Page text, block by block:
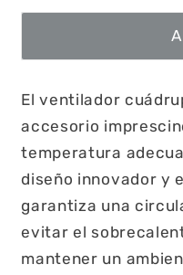
El ventilador
accesorio
temperatura
diseño innovador y
garantiza una
evitar el
mantener un